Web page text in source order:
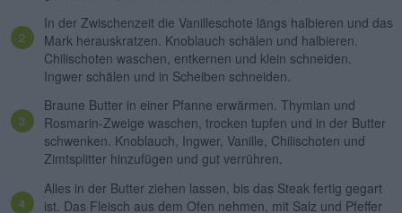
In der Zwischenzeit die Vanilleschote längs halbieren und das
Mark herauskratzen. Knoblauch schälen und halbieren.
Chilischoten waschen, entkernen und klein schneiden.
Ingwer schälen und in Scheiben schneiden.
Braune Butter in einer Pfanne erwärmen. Thymian und
Rosmarin-Zweige waschen, trocken tupfen und in der Butter
schwenken. Knoblauch, Ingwer, Vanille, Chilischoten und
Zimtsplitter hinzufügen und gut verrühren.
Alles in der Butter ziehen lassen, bis das Steak fertig gegart
ist. Das Fleisch aus dem Ofen nehmen, mit Salz und Pfeffer